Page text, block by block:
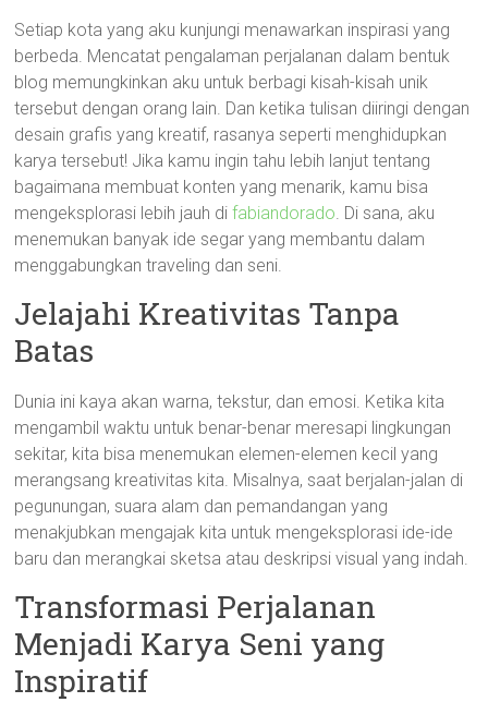
Setiap kota yang aku kunjungi menawarkan inspirasi yang
berbeda. Mencatat pengalaman perjalanan dalam bentuk
blog memungkinkan aku untuk berbagi kisah-kisah unik
tersebut dengan orang lain. Dan ketika tulisan diiringi dengan
desain grafis yang kreatif, rasanya seperti menghidupkan
karya tersebut! Jika kamu ingin tahu lebih lanjut tentang
bagaimana membuat konten yang menarik, kamu bisa
mengeksplorasi lebih jauh difabiandorado. Di sana, aku
menemukan banyak ide segar yang membantu dalam
menggabungkan traveling dan seni.
Jelajahi Kreativitas Tanpa
Batas
Dunia ini kaya akan warna, tekstur, dan emosi. Ketika kita
mengambil waktu untuk benar-benar meresapi lingkungan
sekitar, kita bisa menemukan elemen-elemen kecil yang
merangsang kreativitas kita. Misalnya, saat berjalan-jalan di
pegunungan, suara alam dan pemandangan yang
menakjubkan mengajak kita untuk mengeksplorasi ide-ide
baru dan merangkai sketsa atau deskripsi visual yang indah.
Transformasi Perjalanan
Menjadi Karya Seni yang
Inspiratif